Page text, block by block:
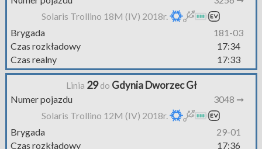
Solaris Trollino 18M (IV) 2018r.
Brygada
181-03
Czas rozkładowy
17:34
Czas realny
17:33
Linia 29do Gdynia Dworzec Gł
Numer pojazdu
3048 ➞
Solaris Trollino 12M (IV) 2018r.
Brygada
29-01
Czas rozkładowy
17:36